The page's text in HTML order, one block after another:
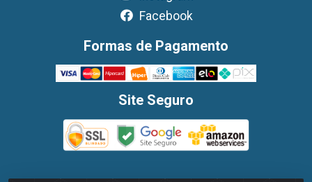
Facebook
Formas de Pagamento
Site Seguro